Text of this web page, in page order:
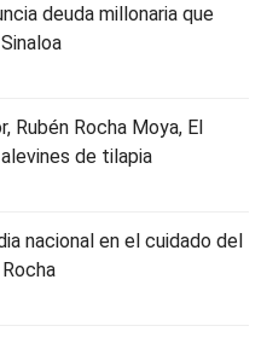
deuda millonaria que
Rubén Rocha Moya, El
de tilapia
nacional en el cuidado del